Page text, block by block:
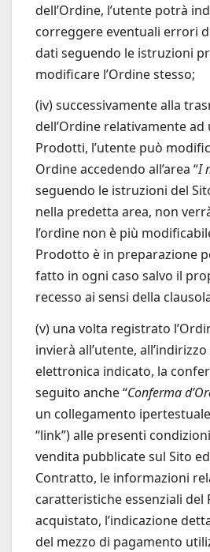
dell’Ordine, l’utente potrà
correggere eventuali errori
dati seguendo le istruzioni
modificare l’Ordine stesso;
(iv) successivamente alla
dell’Ordine relativamente ad
Prodotti, l’utente può
Ordine accedendo all’area “I
seguendo le istruzioni del
nella predetta area, non
l’ordine non è più
Prodotto è in preparazione
fatto in ogni caso salvo il
recesso ai sensi della
(v) una volta registrato
invierà all’utente,
elettronica indicato, la
seguito anche “Conferma
un collegamento
“link”) alle presenti
vendita pubblicate sul Sito
Contratto, le informazioni
caratteristiche essenziali del
acquistato, l’indicazione
del mezzo di pagamento